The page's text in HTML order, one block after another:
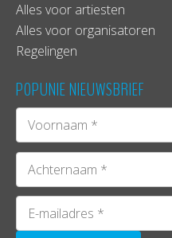
Alles voor artiesten
Alles voor organisatoren
Regelingen
POPUNIE NIEUWSBRIEF